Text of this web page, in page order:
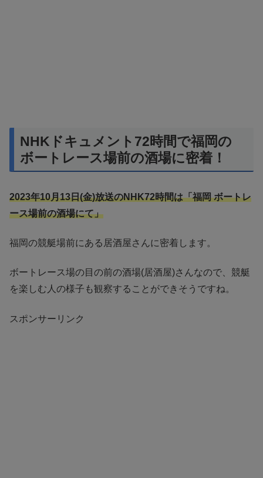
NHKドキュメント72時間で福岡の
ボートレース場前の酒場に密着！
2023年10月13日(金)放送のNHK72時間は「福岡 ボートレ
ース場前の酒場にて」
福岡の競艇場前にある居酒屋さんに密着します。
ボートレース場の目の前の酒場(居酒屋)さんなので、競艇
を楽しむ人の様子も観察することができそうですね。
スポンサーリンク